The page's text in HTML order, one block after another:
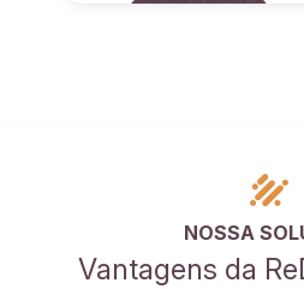
NOSSA
Vantagens da